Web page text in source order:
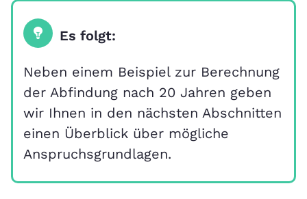
Es folgt:
Neben einem Beispiel zur Berechnung
der Abfindung nach 20 Jahren geben
wir Ihnen in den nächsten Abschnitten
einen Überblick über mögliche
Anspruchsgrundlagen.